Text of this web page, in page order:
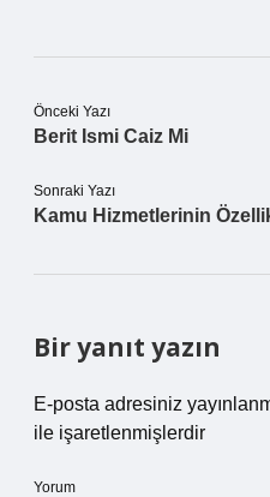
Önceki Yazı
Berit Ismi Caiz Mi
Sonraki Yazı
Kamu Hizmetlerinin
Bir yanıt yazın
E-posta adresiniz
ile işaretlenmişlerdir
Yorum